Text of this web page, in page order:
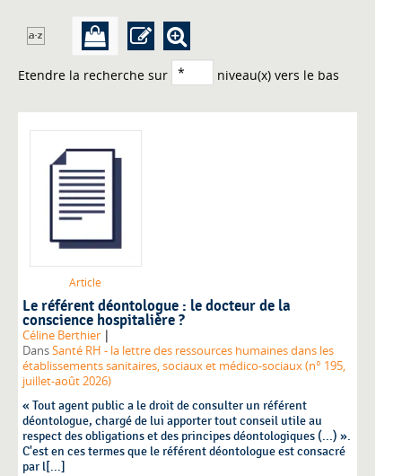
Etendre la recherche sur niveau(x) vers le bas
Article
Le référent déontologue : le docteur de la
conscience hospitalière ?
Céline Berthier |
DansSanté RH - la lettre des ressources humaines dans les
établissements sanitaires, sociaux et médico-sociaux (n° 195,
juillet-août 2026)
« Tout agent public a le droit de consulter un référent
déontologue, chargé de lui apporter tout conseil utile au
respect des obligations et des principes déontologiques (...) ».
C'est en ces termes que le référent déontologue est consacré
par l[...]